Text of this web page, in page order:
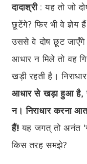
दादाश्री: यह तो जो
छूटेंगे? फिर भी वे ज्ञेय
उससे वे दोष छूट जाएँगे।
आधार न मिले तो वह
खड़ी रहती है।
आधार से खड़ा हुआ है,
न। निराधार करना
हैं! यह जगत् तो अनंत
किस तरह समझे?